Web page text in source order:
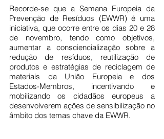
Recorde-se que a Semana Europeia da
Prevenção de Resíduos (EWWR) é uma
iniciativa, que ocorre entre os dias 20 e 28
de novembro, tendo como objetivos,
aumentar a consciencialização sobre a
redução de resíduos, reutilização de
produtos e estratégias de reciclagem de
materiais da União Europeia e dos
Estados-Membros, incentivando e
mobilizando os cidadãos europeus a
desenvolverem ações de sensibilização no
âmbito dos temas chave da EWWR.